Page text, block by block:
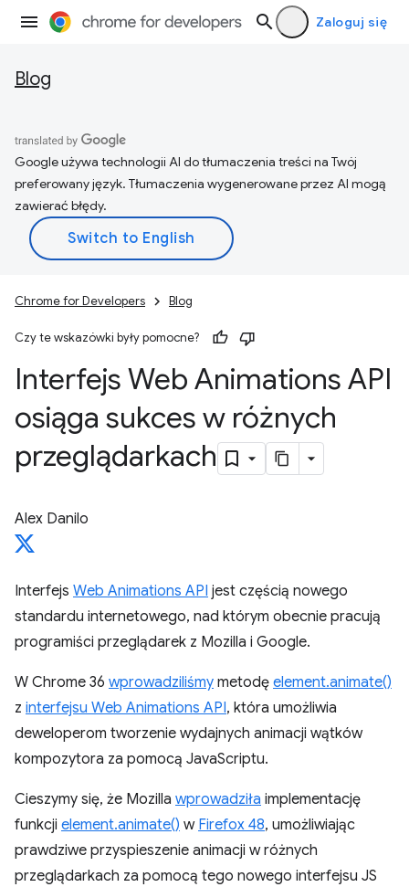
Zaloguj się
Blog
Google używa technologii AI do tłumaczenia treści na Twój
preferowany język. Tłumaczenia wygenerowane przez AI mogą
zawierać błędy.
Chrome for Developers Blog
Czy te wskazówki były pomocne?
Interfejs Web Animations API
osiąga sukces w różnych
przeglądarkach
Alex Danilo
Interfejs Web Animations API jest częścią nowego
standardu internetowego, nad którym obecnie pracują
programiści przeglądarek z Mozilla i Google.
W Chrome 36 wprowadziliśmy metodę element.animate()
z interfejsu Web Animations API, która umożliwia
deweloperom tworzenie wydajnych animacji wątków
kompozytora za pomocą JavaScriptu.
Cieszymy się, że Mozilla wprowadziła implementację
funkcji element.animate() w Firefox 48, umożliwiając
prawdziwe przyspieszenie animacji w różnych
przeglądarkach za pomocą tego nowego interfejsu JS